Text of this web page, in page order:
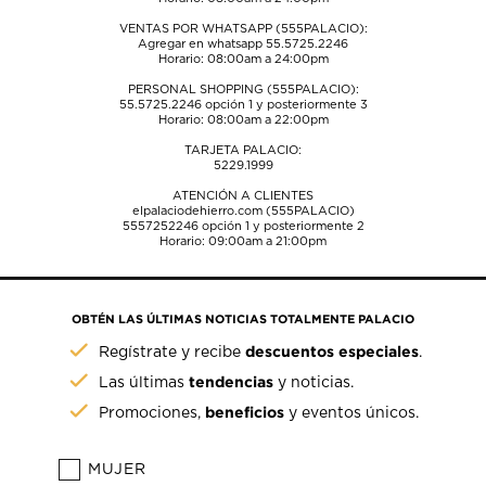
VENTAS POR WHATSAPP (555PALACIO):
Agregar en whatsapp 55.5725.2246
Horario: 08:00am a 24:00pm
PERSONAL SHOPPING (555PALACIO):
55.5725.2246opción 1 y posteriormente 3
Horario: 08:00am a 22:00pm
TARJETA PALACIO:
5229.1999
ATENCIÓN A CLIENTES
elpalaciodehierro.com (555PALACIO)
5557252246opción 1 y posteriormente 2
Horario: 09:00am a 21:00pm
OBTÉN LAS ÚLTIMAS NOTICIAS TOTALMENTE PALACIO
Regístrate y recibedescuentos especiales.
Las últimastendencias y noticias.
Promociones, beneficios y eventos únicos.
MUJER